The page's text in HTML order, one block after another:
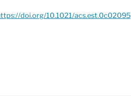
doi.org/10.1021/acs.est.0c02095